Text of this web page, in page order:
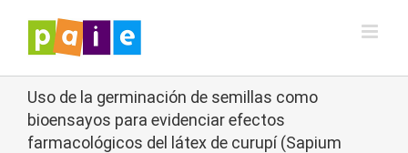
contenido
Uso de la germinación de semillas como
bioensayos para evidenciar efectos
farmacológicos del látex de curupí (Sapium